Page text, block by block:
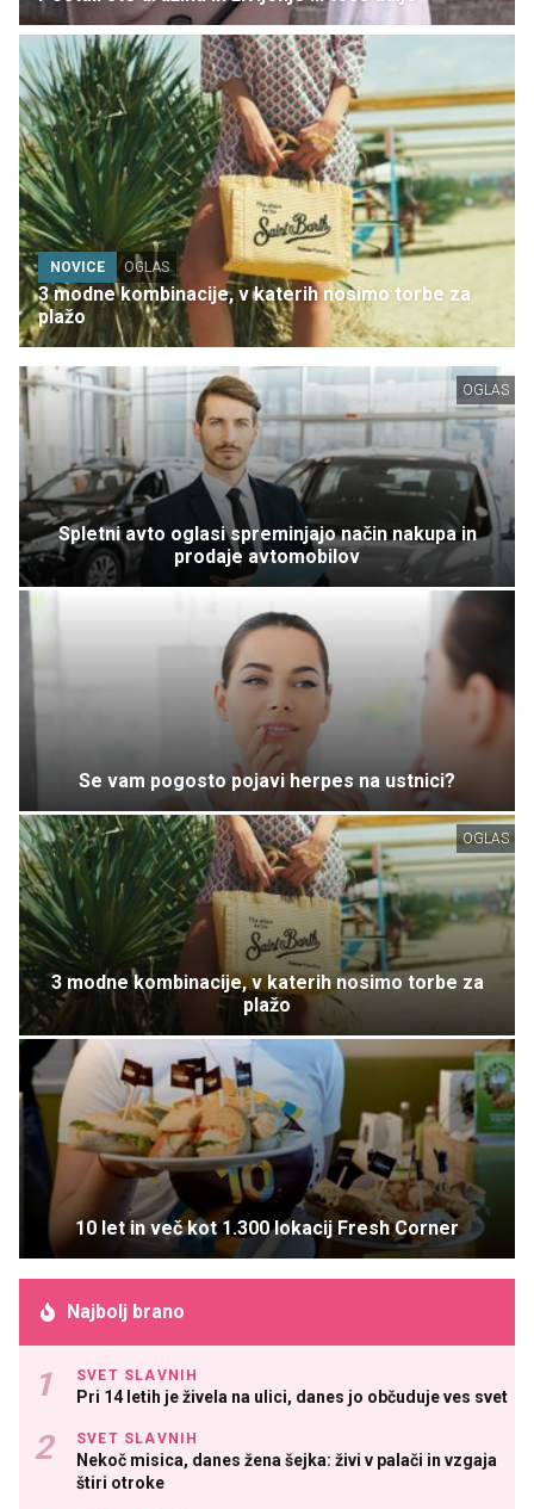
NOVICE OGLAS
3 modne kombinacije, v katerih nosimo torbe za
plažo
OGLAS
Spletni avto oglasi spreminjajo način nakupa in
prodaje avtomobilov
Se vam pogosto pojavi herpes na ustnici?
OGLAS
3 modne kombinacije, v katerih nosimo torbe za
plažo
10 let in več kot 1.300 lokacij Fresh Corner
Najbolj brano
SVET SLAVNIH
Pri 14 letih je živela na ulici, danes jo občuduje ves svet
SVET SLAVNIH
Nekoč misica, danes žena šejka: živi v palači in vzgaja
štiri otroke